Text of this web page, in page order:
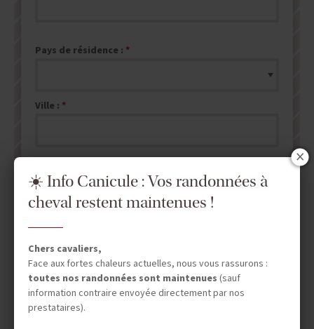
Pays de résidence :
Ville :
ENVOYER MA DEMANDE DE DEVIS
NB : les champs marqués d'un
☀️ Info Canicule : Vos randonnées à
cheval restent maintenues !
Chers cavaliers,
Face aux fortes chaleurs actuelles, nous vous rassurons :
toutes nos randonnées sont maintenues (sauf
information contraire envoyée directement par nos
prestataires).